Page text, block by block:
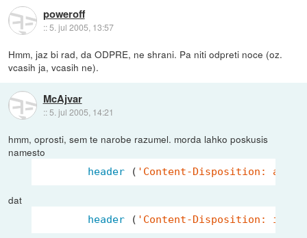
poweroff
::5. jul 2005, 13:57
Hmm, jaz bi rad, da ODPRE, ne shrani. Pa niti odpreti noce (oz.
vcasih ja, vcasih ne).
McAjvar
:: 5. jul 2005, 14:21
hmm, oprosti, sem te narobe razumel. morda lahko poskusis
namesto
header ( 'Content-Disposition:
dat
header ( 'Content-Disposition: